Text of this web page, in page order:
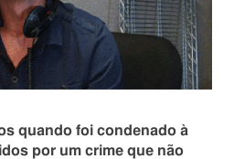
quando foi condenado à
por um crime que não